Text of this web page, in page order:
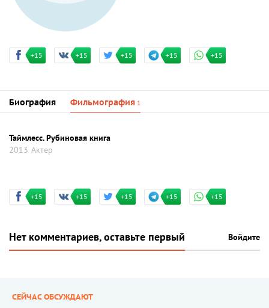
+15 +15 +15 +15 +15
Биография Фильмография 1
Таймлесс. Рубиновая книга
2013 Актер
+15 +15 +15 +15 +15
Нет комментариев, оставьте первый Войдите
СЕЙЧАС ОБСУЖДАЮТ